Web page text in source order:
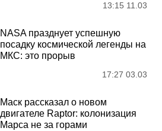
13:15 11.03
NASA празднует успешную
посадку космической легенды на
МКС: это прорыв
17:27 03.03
Маск рассказал о новом
двигателе Raptor: колонизация
Марса не за горами